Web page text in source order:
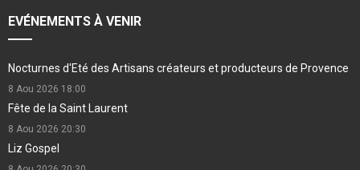
EVÉNEMENTS À VENIR
Nocturnes d'Eté des Artisans créateurs et producteurs de Provence
8 Aou 2026 18:00
Fête de la Saint Laurent
8 Aou 2026 20:30
Liz Gospel